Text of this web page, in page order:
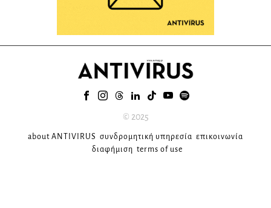
© 2025
about ANTIVIRUS συνδρομητική υπηρεσία επικοινωνία
διαφήμιση terms of use